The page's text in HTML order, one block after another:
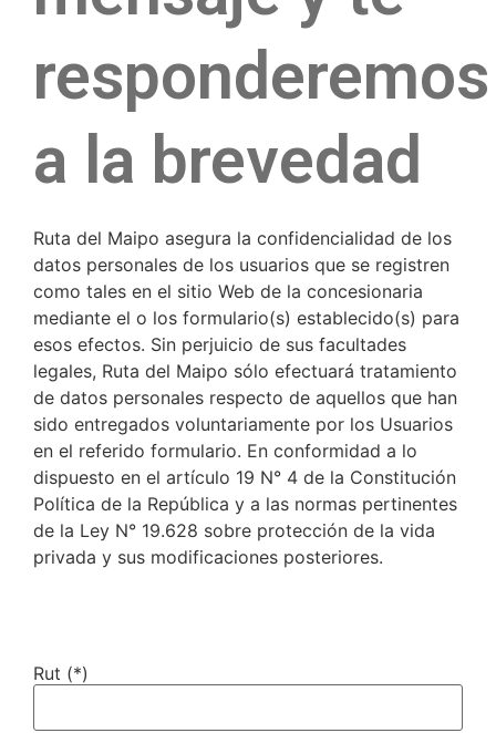
responderemos
a la brevedad
Ruta del Maipo asegura la confidencialidad de los
datos personales de los usuarios que se registren
como tales en el sitio Web de la concesionaria
mediante el o los formulario(s) establecido(s) para
esos efectos. Sin perjuicio de sus facultades
legales, Ruta del Maipo sólo efectuará tratamiento
de datos personales respecto de aquellos que han
sido entregados voluntariamente por los Usuarios
en el referido formulario. En conformidad a lo
dispuesto en el artículo 19 N° 4 de la Constitución
Política de la República y a las normas pertinentes
de la Ley N° 19.628 sobre protección de la vida
privada y sus modificaciones posteriores.
Rut (*)